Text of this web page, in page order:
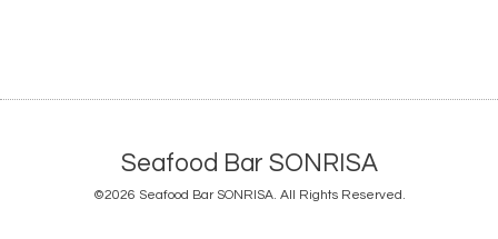
Seafood Bar SONRISA
©2026 Seafood Bar SONRISA. All Rights Reserved.